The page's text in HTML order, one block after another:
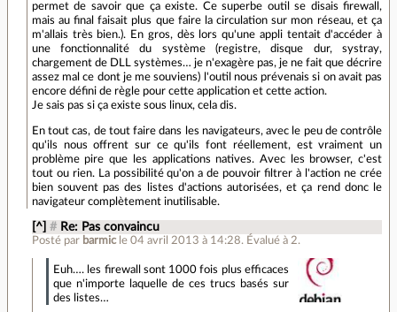
permet de savoir que ça existe. Ce superbe outil se disais firewall,
mais au final faisait plus que faire la circulation sur mon réseau, et ça
m'allais très bien.). En gros, dès lors qu'une appli tentait d'accéder à
une fonctionnalité du système (registre, disque dur, systray,
chargement de DLL systèmes… je n'exagère pas, je ne fait que décrire
assez mal ce dont je me souviens) l'outil nous prévenais si on avait pas
encore défini de règle pour cette application et cette action.
Je sais pas si ça existe sous linux, cela dis.
En tout cas, de tout faire dans les navigateurs, avec le peu de contrôle
qu'ils nous offrent sur ce qu'ils font réellement, est vraiment un
problème pire que les applications natives. Avec les browser, c'est
tout ou rien. La possibilité qu'on a de pouvoir filtrer à l'action ne crée
bien souvent pas des listes d'actions autorisées, et ça rend donc le
navigateur complètement inutilisable.
[^] # Re: Pas convaincu
Posté par barmic le 04 avril 2013 à 14:28. Évalué à 2.
Euh…. les firewall sont 1000 fois plus efficaces
que n'importe laquelle de ces trucs basés sur
des listes…